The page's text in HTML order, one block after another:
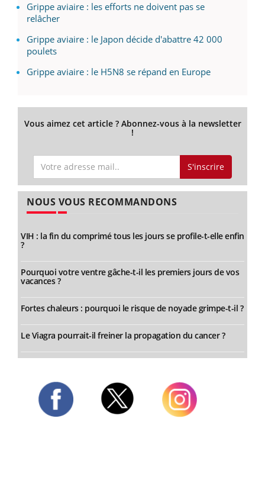
Grippe aviaire : les efforts ne doivent pas se
relâcher
Grippe aviaire : le Japon décide d'abattre 42 000
poulets
Grippe aviaire : le H5N8 se répand en Europe
Vous aimez cet article ? Abonnez-vous à la newsletter
!
S'inscrire
NOUS VOUS RECOMMANDONS
VIH : la fin du comprimé tous les jours se profile-t-elle enfin
?
Pourquoi votre ventre gâche-t-il les premiers jours de vos
vacances ?
Fortes chaleurs : pourquoi le risque de noyade grimpe-t-il ?
Le Viagra pourrait-il freiner la propagation du cancer ?